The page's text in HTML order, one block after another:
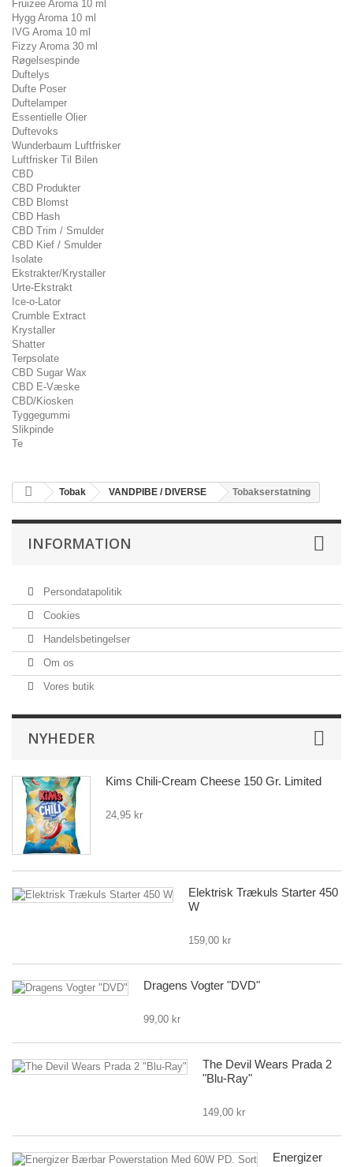
Fruizee Aroma 10 ml
Hygg Aroma 10 ml
IVG Aroma 10 ml
Fizzy Aroma 30 ml
Røgelsespinde
Duftelys
Dufte Poser
Duftelamper
Essentielle Olier
Duftevoks
Wunderbaum Luftfrisker
Luftfrisker Til Bilen
CBD
CBD Produkter
CBD Blomst
CBD Hash
CBD Trim / Smulder
CBD Kief / Smulder
Isolate
Ekstrakter/Krystaller
Urte-Ekstrakt
Ice-o-Lator
Crumble Extract
Krystaller
Shatter
Terpsolate
CBD Sugar Wax
CBD E-Væske
CBD/Kiosken
Tyggegummi
Slikpinde
Te
Tobak VANDPIBE / DIVERSE Tobakserstatning
INFORMATION
Persondatapolitik
Cookies
Handelsbetingelser
Om os
Vores butik
NYHEDER
Kims Chili-Cream Cheese 150 Gr. Limited
24,95 kr
Elektrisk Trækuls Starter 450
W
159,00 kr
Dragens Vogter "DVD"
99,00 kr
The Devil Wears Prada 2
"Blu-Ray"
149,00 kr
Energizer